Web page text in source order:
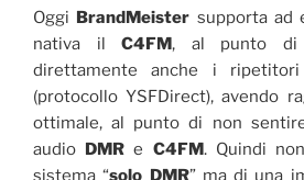
Oggi BrandMeister supporta ad
nativa ilC4FM, al punto di
direttamente anche i
(protocollo YSFDirect), avendo
ottimale, al punto di non
audio DMR e C4FM. Quindi
sistema “solo DMR” ma di una